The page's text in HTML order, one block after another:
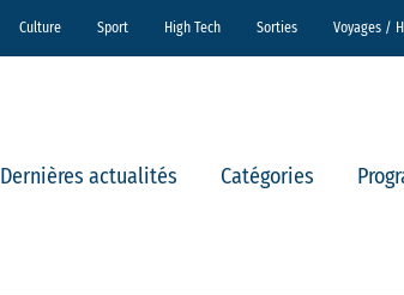
Culture Sport High Tech Sorties Voyages /
Dernières actualités Catégories